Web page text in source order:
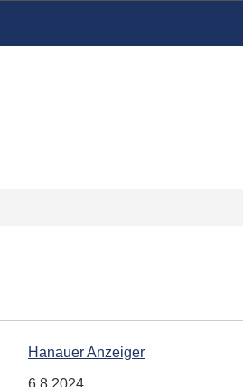
Hanauer Anzeiger
6.8.2024